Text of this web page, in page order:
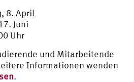
8. April
Juni
Uhr
und Mitarbeitende
Informationen wenden
.